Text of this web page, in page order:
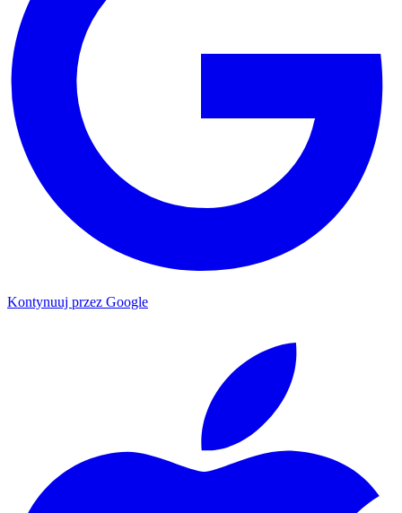
Kontynuuj przez Google